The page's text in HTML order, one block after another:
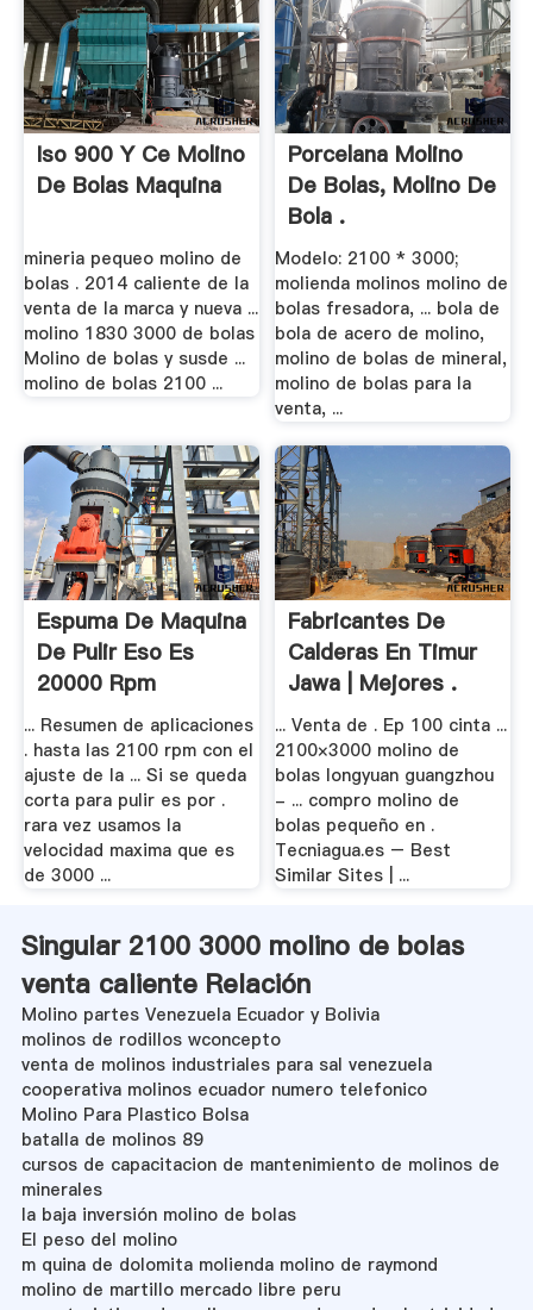
Iso 900 Y Ce Molino
De Bolas Maquina
mineria pequeo molino de
bolas . 2014 caliente de la
venta de la marca y nueva ...
molino 1830 3000 de bolas
Molino de bolas y susde ...
molino de bolas 2100 ...
Porcelana Molino
De Bolas, Molino De
Bola .
Modelo: 2100 * 3000;
molienda molinos molino de
bolas fresadora, ... bola de
bola de acero de molino,
molino de bolas de mineral,
molino de bolas para la
venta, ...
Espuma De Maquina
De Pulir Eso Es
20000 Rpm
... Resumen de aplicaciones
. hasta las 2100 rpm con el
ajuste de la ... Si se queda
corta para pulir es por .
rara vez usamos la
velocidad maxima que es
de 3000 ...
Fabricantes De
Calderas En Timur
Jawa | Mejores .
... Venta de . Ep 100 cinta ...
2100×3000 molino de
bolas longyuan guangzhou
- ... compro molino de
bolas pequeño en .
Tecniagua.es – Best
Similar Sites | ...
Singular 2100 3000 molino de bolas
venta caliente Relación
Molino partes Venezuela Ecuador y Bolivia
molinos de rodillos wconcepto
venta de molinos industriales para sal venezuela
cooperativa molinos ecuador numero telefonico
Molino Para Plastico Bolsa
batalla de molinos 89
cursos de capacitacion de mantenimiento de molinos de
minerales
la baja inversión molino de bolas
El peso del molino
m quina de dolomita molienda molino de raymond
molino de martillo mercado libre peru